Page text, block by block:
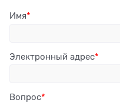
Имя
Электронный адрес
Вопрос